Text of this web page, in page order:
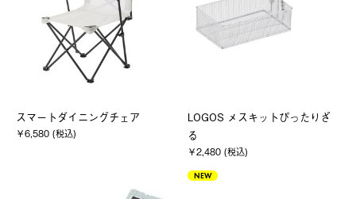
スマートダイニングチェア
￥6,580 (税込)
LOGOS メスキットぴったりざ
る
￥2,480 (税込)
NEW